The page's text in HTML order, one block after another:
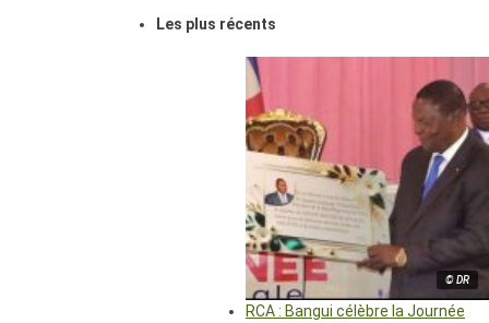
Les plus récents
© DR
RCA : Bangui célèbre la Journée